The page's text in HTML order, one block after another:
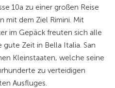
10a zu einer großen Reise
mit dem Ziel Rimini. Mit
im Gepäck freuten sich alle
Zeit in Bella Italia. San
Kleinstaaten, welche seine
zu verteidigen
Ausfluges.